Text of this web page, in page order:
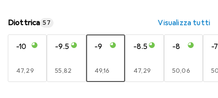
Diottrica 57 Visualizza tutti
-10
EUR
47,29
-9.5
EUR
55,82
-9
EUR
49,16
-8.5
EUR
47,29
-8
EUR
50,06
-